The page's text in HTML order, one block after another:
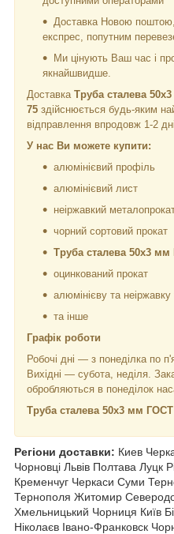
Доставка Новою
експрес, попутним
Ми цінують Ваш час і
якнайшвидше.
Доставка Труба сталева
75 здійснюється будь-яким
відправлення впродовж 1-2
У нас Ви можете купити:
алюмінієвий профіль
алюмінієвий лист
неіржавкий
чорний сортовий прокат
Труба сталева 50х3 мм
оцинкований прокат
алюмінієву та неіржавку
та інше
Графік роботи
Робочі дні — з понеділка по
Вихідні — субота, неділя.
обробляються в понеділок
Труба сталева 50х3 мм ГОСТ
Регіони доставки: Киев
Чорновці Львів Полтава Луцк
Кременчуг Черкаси Суми
Тернополя Житомир
Хмельницький Чорниця Київ
Ніколаєв Івано-Франковск